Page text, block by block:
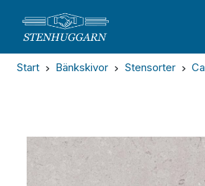
Start Bänkskivor Stensorter